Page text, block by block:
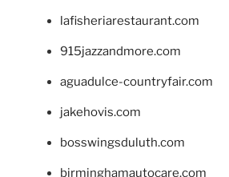
lafisheriarestaurant.com
915jazzandmore.com
aguadulce-countryfair.com
jakehovis.com
bosswingsduluth.com
birminghamautocare.com